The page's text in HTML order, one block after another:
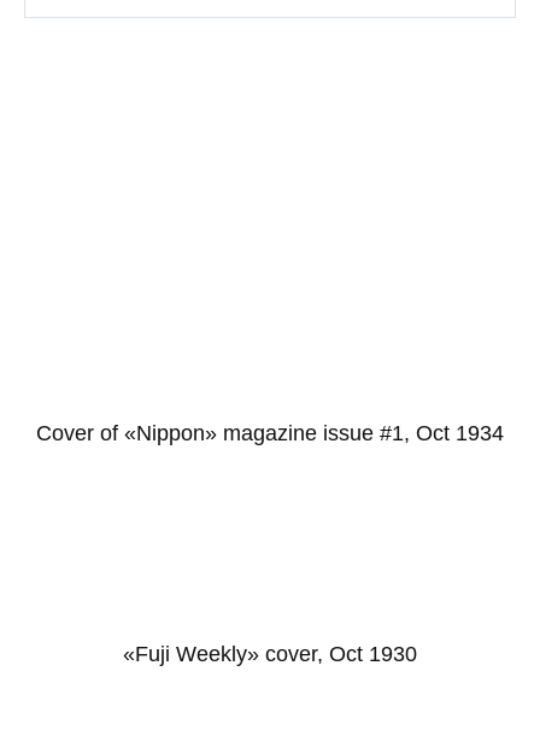
Cover of «Nippon» magazine issue #1, Oct 1934
«Fuji Weekly» cover, Oct 1930